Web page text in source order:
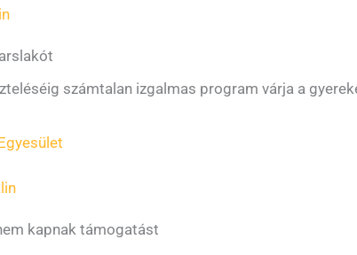
számtalan izgalmas program várja a
kapnak támogatást